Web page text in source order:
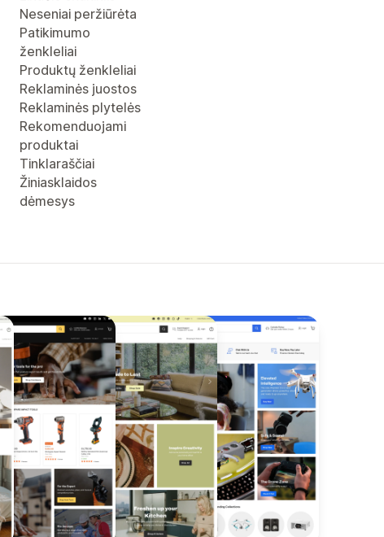
Neseniai peržiūrėta
Patikimumo
ženkleliai
Produktų ženkleliai
Reklaminės juostos
Reklaminės plytelės
Rekomenduojami
produktai
Tinklaraščiai
Žiniasklaidos
dėmesys